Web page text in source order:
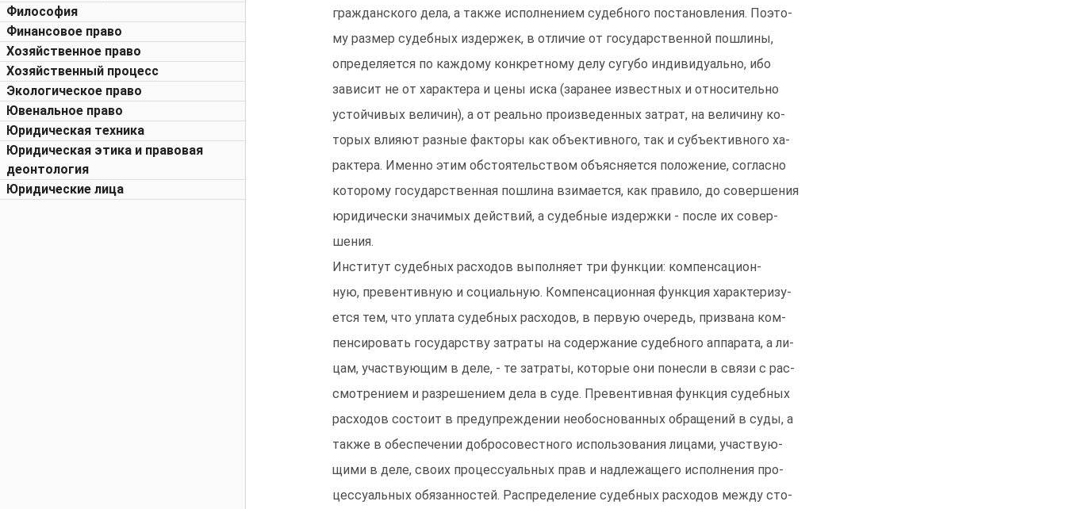
Философия
Финансовое право
Хозяйственное право
Хозяйственный процесс
Экологическое право
Ювенальное право
Юридическая техника
Юридическая этика и правовая
деонтология
Юридические лица
гражданского дела, а также исполнением судебного постановления. Поэто-
му размер судебных издержек, в отличие от государственной пошлины,
определяется по каждому конкретному делу сугубо индивидуально, ибо
зависит не от характера и цены иска (заранее известных и относительно
устойчивых величин), а от реально произведенных затрат, на величину ко-
торых влияют разные факторы как объективного, так и субъективного ха-
рактера. Именно этим обстоятельством объясняется положение, согласно
которому государственная пошлина взимается, как правило, до совершения
юридически значимых действий, а судебные издержки - после их совер-
шения.
Институт судебных расходов выполняет три функции: компенсацион-
ную, превентивную и социальную. Компенсационная функция характеризу-
ется тем, что уплата судебных расходов, в первую очередь, призвана ком-
пенсировать государству затраты на содержание судебного аппарата, а ли-
цам, участвующим в деле, - те затраты, которые они понесли в связи с рас-
смотрением и разрешением дела в суде. Превентивная функция судебных
расходов состоит в предупреждении необоснованных обращений в суды, а
также в обеспечении добросовестного использования лицами, участвую-
щими в деле, своих процессуальных прав и надлежащего исполнения про-
цессуальных обязанностей. Распределение судебных расходов между сто-